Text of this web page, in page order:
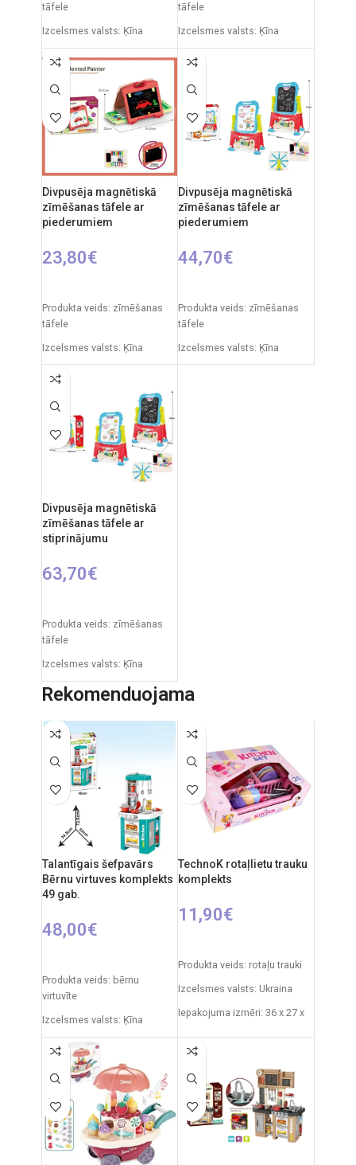
tāfele
Izcelsmes valsts: Ķīna
Iepakojuma izmēri: 91 x 5 x
55 cm
Produkta izmēri: 86 x 53 x 45
cm
tāfele
Izcelsmes valsts: Ķīna
Iepakojuma izmēri: 12 x 53,5
x 76,5 cm
Produkta izmēri: 33 x 58 x 110
cm
Ieteicamais vecums: no 3
Divpusēja magnētiskā
zīmēšanas tāfele ar
piederumiem
23,80€
Produkta veids: zīmēšanas
tāfele
Izcelsmes valsts: Ķīna
35 cm
Produkta izmēri: 33,5 x 32 x
54,5 cm
Ieteicamais vecums: no 3
Divpusēja magnētiskā
zīmēšanas tāfele ar
piederumiem
44,70€
Produkta veids: zīmēšanas
tāfele
Izcelsmes valsts: Ķīna
Divpusēja magnētiskā
zīmēšanas tāfele ar
stiprinājumu
63,70€
Produkta veids: zīmēšanas
tāfele
Izcelsmes valsts: Ķīna
Iepakojuma izmēri: 12 x 53,5
x 61,5 cm
Produkta izmēri: 33 x 58 x 84
Ieteicamais vecums: no 3
gadiem.
Rekomenduojama
Talantīgais šefpavārs
Bērnu virtuves komplekts
49 gab.
48,00€
Produkta veids: bērnu
virtuvīte
Izcelsmes valsts: Ķīna
Iepakojuma izmēri: 11,5 x 48
x 70 cm
Virtuvītes izmēri: 33 x 34,5 x
72,5 cm
Produkta materiāls:
plastmasa
TechnoK rotaļlietu trauku
komplekts
11,90€
Produkta veids: rotaļu trauki
Izcelsmes valsts: Ukraina
Iepakojuma izmēri: 36 x 27 x
Svars: 0,5 kg
Produkta materiāls:
plastmasa
Ieteicamais vecums: no 3